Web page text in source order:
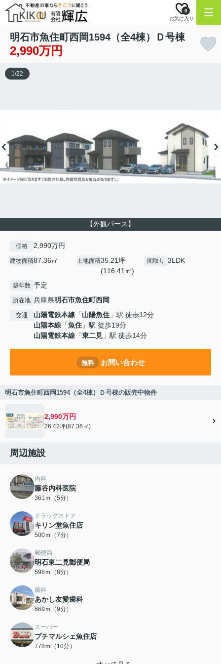
お気に入り
0
明石市魚住町西岡1594（全4棟）Ｄ号棟
2,990万円
【外観パース】
1/22
価格 2,990万円
建物面積87.36㎡ 土地面積35.21坪
(116.41㎡)
間取り 3LDK
築年数 予定
所在地 兵庫県明石市魚住町西岡
交通 山陽電鉄本線 「山陽魚住 」駅 徒歩12分
山陽本線 「魚住 」駅 徒歩19分
山陽電鉄本線 「東二見 」駅 徒歩14分
無料 お問い合わせ
明石市魚住町西岡1594（全4棟）Ｄ号棟の販売中物件
2,990万円
26.42坪(87.36㎡)
周辺施設
内科
藤谷内科医院
361ｍ（5分）
ドラッグストア
キリン堂魚住店
500ｍ（7分）
郵便局
明石東二見郵便局
598ｍ（8分）
歯科
あかし友愛歯科
669ｍ（9分）
スーパー
プチマルシェ魚住店
778ｍ（10分）